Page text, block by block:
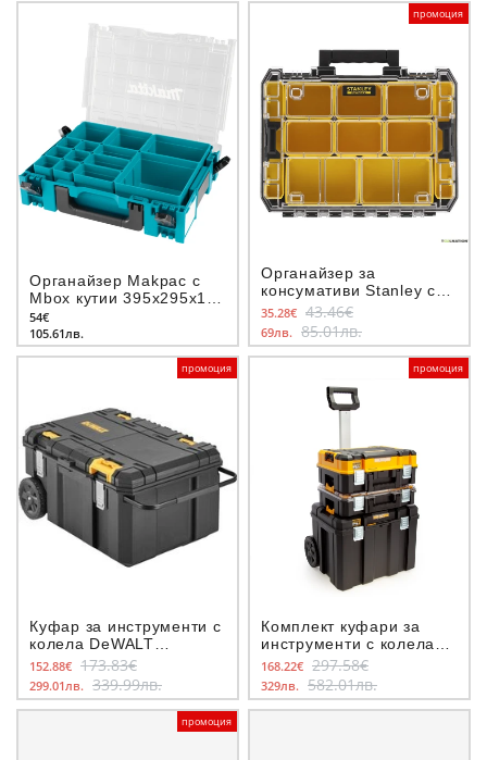
Органайзер Makpac с
Mbox кутии 395x295x110
мм
54€
105.61лв.
промоция
Органайзер за
консумативи Stanley със
сменяеми контейнери
440x337x119 мм, 20 кг,
FatMax 100
35.28€ 43.46€
69лв. 85.01лв.
промоция
Куфар за инструменти с
колела DeWALT
DWST17871-1, TSTAK
152.88€ 173.83€
299.01лв. 339.99лв.
промоция
Комплект куфари за
инструменти с колела
DeWALT TSTAK
168.22€ 297.58€
329лв. 582.01лв.
промоция